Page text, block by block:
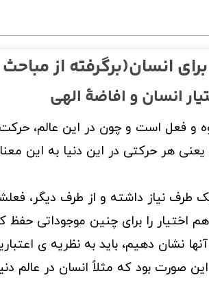
انسان(برگرفته از
و فعل است و چون در این عالم،
یعنی هر حرکتی در این دنیا به این
طرف نیاز داشته و از طرف دیگر،
اختیار را برای چنین موجوداتی
نشان دهیم، باید به نظریه ی
صورت بود که مثلاً انسان در عالم